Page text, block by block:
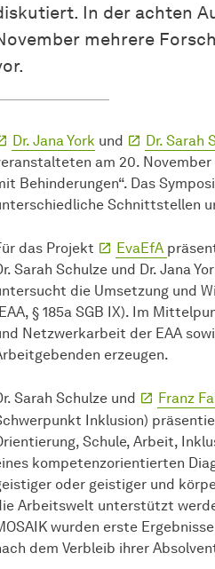
In der achten
mehrere
Dr. Jana York und Dr. Sarah
am 20. November
Behinderungen“. Das
Schnittstellen
das Projekt EvaEfA
Sarah Schulze und Dr. Jana
die Umsetzung und
§ 185a SGB IX). Im
Netzwerkarbeit der EAA
erzeugen.
Sarah Schulze und Franz
Inklusion)
Schule, Arbeit,
kompetenzorientierten
oder geistiger und
Arbeitswelt unterstützt
wurden erste
dem Verbleib ihrer